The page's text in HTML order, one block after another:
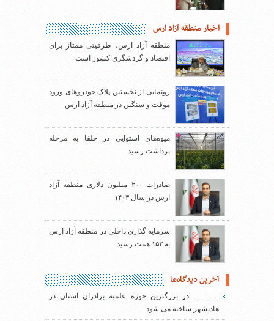
اخبار منطقه آزاد ارس
منطقه آزاد ارس، ظرفیتی ممتاز برای
اقتصاد و گردشگری کشور است
رونمایی از نخستین پلاک خودروهای ورود
موقت و سنگین در منطقه آزاد ارس
میوه‌های استوایی در جلفا به مرحله
برداشت رسید
صادرات ۲۰۰ میلیون دلاری منطقه آزاد
ارس در سال ۱۴۰۳
سرمایه گذاری داخلی در منطقه آزاد ارس
به ۱۵۲ همت رسید
آخرین دیدگاه‌ها
..............دربزرگترین حوزه علمیه برادران استان در
هادیشهر ساخته می شود